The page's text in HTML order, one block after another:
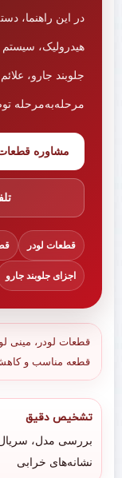
در این راهنما،
هیدرولیک،
جلوبند جارو،
مرحله‌به‌مرحله
مشاوره قطعات:
قطعات لودر
اجزای جلوبند جارو
قطعات لودر، مینی
قطعه مناسب و
تشخیص دقیق
بررسی مدل،
نشانه‌های خرابی